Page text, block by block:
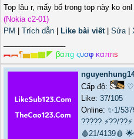
Top lâu r, mấy bố trong top này ko
(Nokia c2-01)
PM
Trích dẫn Like bài viết| Sửa|
︻︻¶▅▆▇◤ βαπg ςυσφ καπrιs
Cấp độ:
Like: 37/105
Online: ✨1/
????? ⚡??/??⚡
🩸21/4139🩸